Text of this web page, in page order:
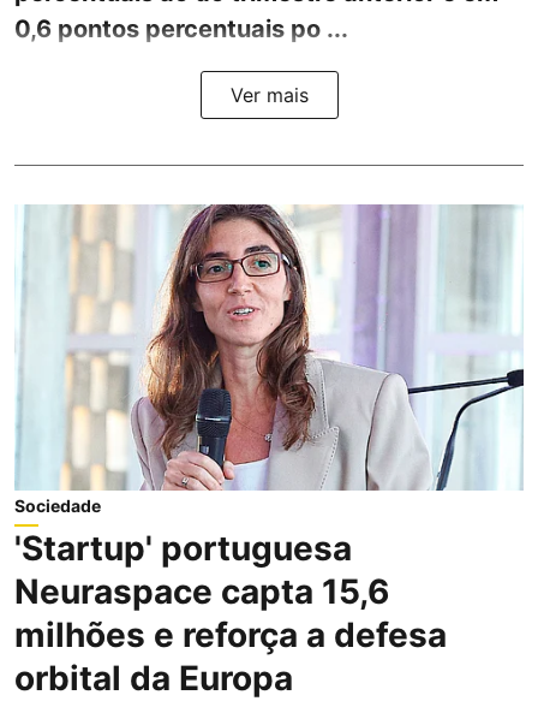
0,6 pontos percentuais po ...
Ver mais
Sociedade
'Startup' portuguesa
Neuraspace capta 15,6
milhões e reforça a defesa
orbital da Europa